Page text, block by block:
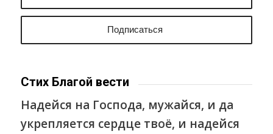
Стих Благой вести
Надейся на Господа, мужайся, и да
укрепляется сердце твоё, и надейся